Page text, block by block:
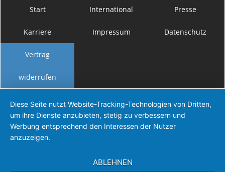
Start International Presse
Karriere Impressum Datenschutz
Vertrag
widerrufen
Diese Seite nutzt Website-Tracking-Technologien von Dritten,
um ihre Dienste anzubieten, stetig zu verbessern und
Werbung entsprechend den Interessen der Nutzer
anzuzeigen.
ABLEHNEN